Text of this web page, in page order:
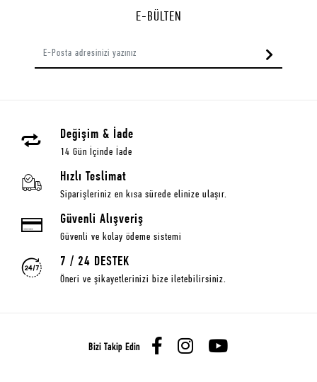
E-BÜLTEN
Değişim & İade
14 Gün İçinde İade
Hızlı Teslimat
Siparişleriniz en kısa sürede elinize ulaşır.
Güvenli Alışveriş
Güvenli ve kolay ödeme sistemi
7 / 24 DESTEK
Öneri ve şikayetlerinizi bize iletebilirsiniz.
Bizi Takip Edin